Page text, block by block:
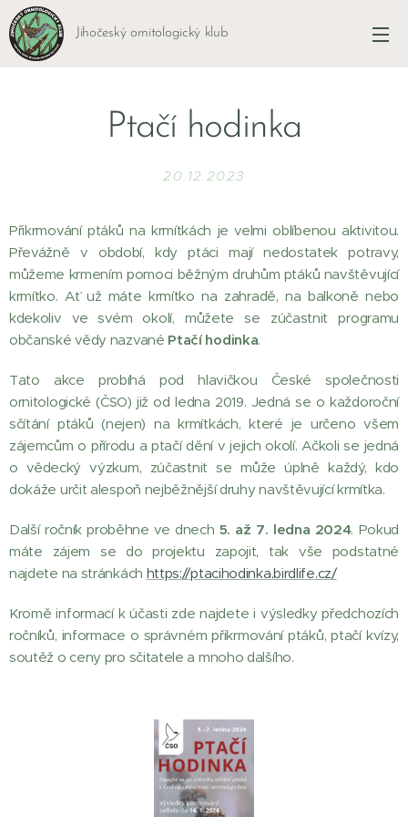
Jihočeský ornitologický klub
Ptačí hodinka
20.12.2023
Přikrmování ptáků na krmítkách je velmi oblíbenou aktivitou.
Převážně v období, kdy ptáci mají nedostatek potravy,
můžeme krmením pomoci běžným druhům ptáků navštěvující
krmítko. Ať už máte krmítko na zahradě, na balkoně nebo
kdekoliv ve svém okolí, můžete se zúčastnit programu
občanské vědy nazvané Ptačí hodinka.
Tato akce probíhá pod hlavičkou České společnosti
ornitologické (ČSO) již od ledna 2019. Jedná se o každoroční
sčítání ptáků (nejen) na krmítkách, které je určeno všem
zájemcům o přírodu a ptačí dění v jejich okolí. Ačkoli se jedná
o vědecký výzkum, zúčastnit se může úplně každý, kdo
dokáže určit alespoň nejběžnější druhy navštěvující krmítka.
Další ročník proběhne ve dnech 5. až 7. ledna 2024. Pokud
máte zájem se do projektu zapojit, tak vše podstatné
najdete na stránkách https://ptacihodinka.birdlife.cz/
Kromě informací k účasti zde najdete i výsledky předchozích
ročníků, informace o správném přikrmování ptáků, ptačí kvízy,
soutěž o ceny pro sčitatele a mnoho dalšího.